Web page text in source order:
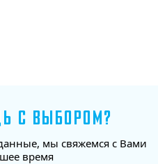
С ВЫБОРОМ?
мы свяжемся с Вами
время